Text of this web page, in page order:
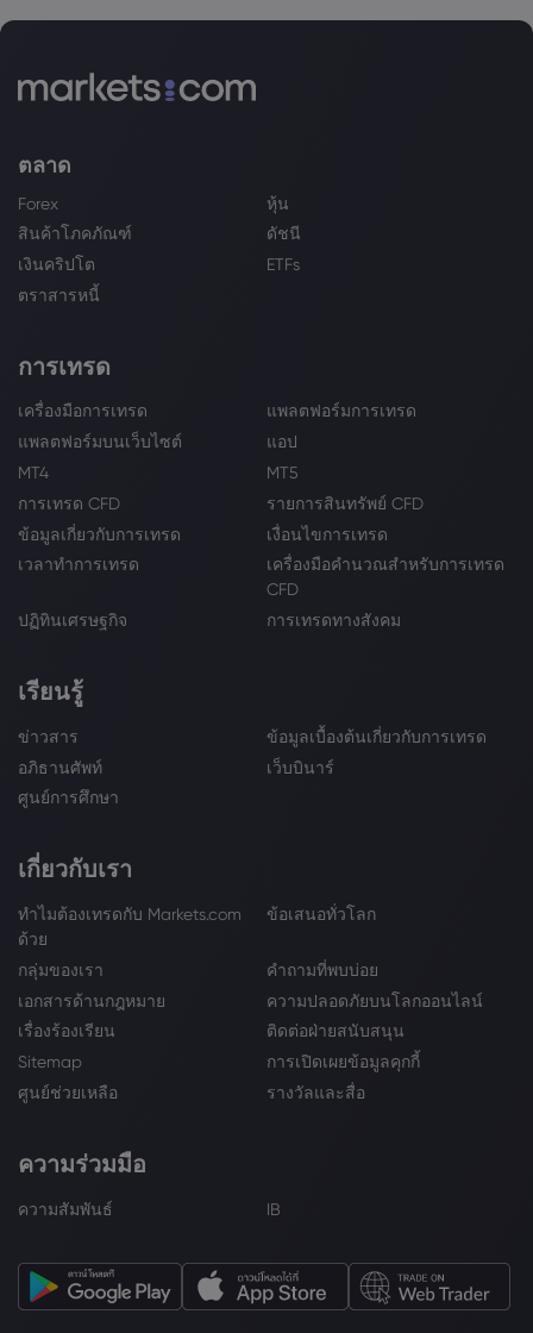
ตลาด
Forex
หุ้น
สินค้าโภคภัณฑ์
ดัชนี
เงินคริปโต
ETFs
ตราสารหนี้
การเทรด
เครื่องมือการเทรด
แพลตฟอร์มการเทรด
แพลตฟอร์มบนเว็บไซต์
แอป
MT4
MT5
การเทรด CFD
รายการสินทรัพย์ CFD
ข้อมูลเกี่ยวกับการเทรด
เงื่อนไขการเทรด
เวลาทำการเทรด
เครื่องมือคำนวณสำหรับการเทรด
CFD
ปฏิทินเศรษฐกิจ
การเทรดทางสังคม
เรียนรู้
ข่าวสาร
ข้อมูลเบื้องต้นเกี่ยวกับการเทรด
อภิธานศัพท์
เว็บบินาร์
ศูนย์การศึกษา
เกี่ยวกับเรา
ทำไมต้องเทรดกับ Markets.com
ด้วย
ข้อเสนอทั่วโลก
กลุ่มของเรา
คำถามที่พบบ่อย
เอกสารด้านกฎหมาย
ความปลอดภัยบนโลกออนไลน์
เรื่องร้องเรียน
ติดต่อฝ่ายสนับสนุน
Sitemap
การเปิดเผยข้อมูลคุกกี้
ศูนย์ช่วยเหลือ
รางวัลและสื่อ
ความร่วมมือ
ความสัมพันธ์ IB